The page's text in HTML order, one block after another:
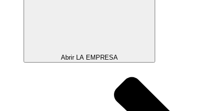
Abrir LA EMPRESA